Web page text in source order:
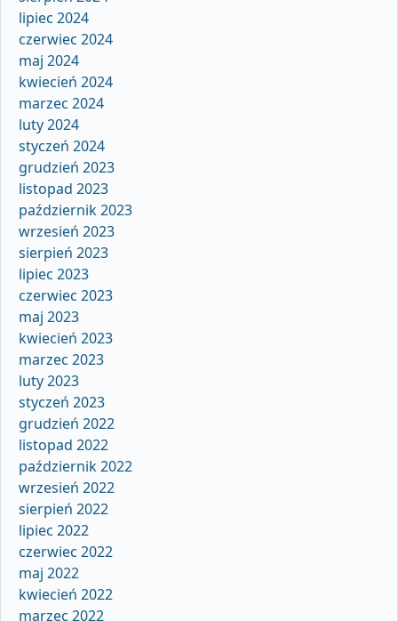
lipiec 2024
czerwiec 2024
maj 2024
kwiecień 2024
marzec 2024
luty 2024
styczeń 2024
grudzień 2023
listopad 2023
październik 2023
wrzesień 2023
sierpień 2023
lipiec 2023
czerwiec 2023
maj 2023
kwiecień 2023
marzec 2023
luty 2023
styczeń 2023
grudzień 2022
listopad 2022
październik 2022
wrzesień 2022
sierpień 2022
lipiec 2022
czerwiec 2022
maj 2022
kwiecień 2022
marzec 2022